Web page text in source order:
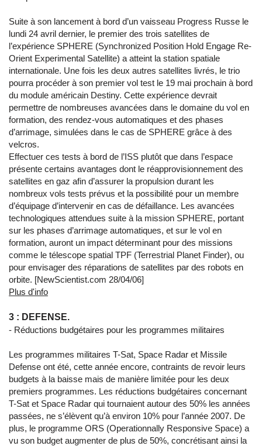
Suite à son lancement à bord d’un vaisseau Progress Russe le
lundi 24 avril dernier, le premier des trois satellites de
l’expérience SPHERE (Synchronized Position Hold Engage Re-
Orient Experimental Satellite) a atteint la station spatiale
internationale. Une fois les deux autres satellites livrés, le trio
pourra procéder à son premier vol test le 19 mai prochain à bord
du module américain Destiny. Cette expérience devrait
permettre de nombreuses avancées dans le domaine du vol en
formation, des rendez-vous automatiques et des phases
d’arrimage, simulées dans le cas de SPHERE grâce à des
velcros.
Effectuer ces tests à bord de l’ISS plutôt que dans l’espace
présente certains avantages dont le réapprovisionnement des
satellites en gaz afin d’assurer la propulsion durant les
nombreux vols tests prévus et la possibilité pour un membre
d’équipage d’intervenir en cas de défaillance. Les avancées
technologiques attendues suite à la mission SPHERE, portant
sur les phases d’arrimage automatiques, et sur le vol en
formation, auront un impact déterminant pour des missions
comme le télescope spatial TPF (Terrestrial Planet Finder), ou
pour envisager des réparations de satellites par des robots en
orbite. [NewScientist.com 28/04/06]
Plus d'info
3 : DEFENSE.
- Réductions budgétaires pour les programmes militaires
Les programmes militaires T-Sat, Space Radar et Missile
Defense ont été, cette année encore, contraints de revoir leurs
budgets à la baisse mais de manière limitée pour les deux
premiers programmes. Les réductions budgétaires concernant
T-Sat et Space Radar qui tournaient autour des 50% les années
passées, ne s’élèvent qu’à environ 10% pour l’année 2007. De
plus, le programme ORS (Operationnally Responsive Space) a
vu son budget augmenter de plus de 50%, concrétisant ainsi la